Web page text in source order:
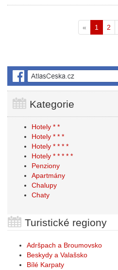
« 1 2
Kategorie
Hotely * *
Hotely * * *
Hotely * * * *
Hotely * * * * *
Penziony
Apartmány
Chalupy
Chaty
Turistické regiony
Adršpach a Broumovsko
Beskydy a Valašsko
Bílé Karpaty